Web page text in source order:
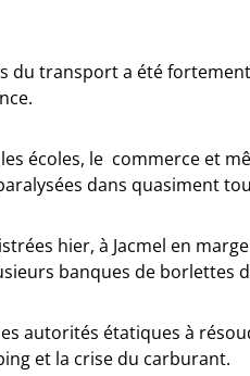
du transport a été
écoles, le commerce et
dans quasiment
hier, à Jacmel en
banques de borlettes
autorités étatiques à
et la crise du carburant.